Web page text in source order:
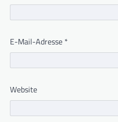
E-Mail-Adresse *
Website